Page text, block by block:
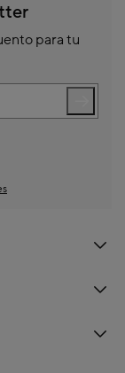
para tu